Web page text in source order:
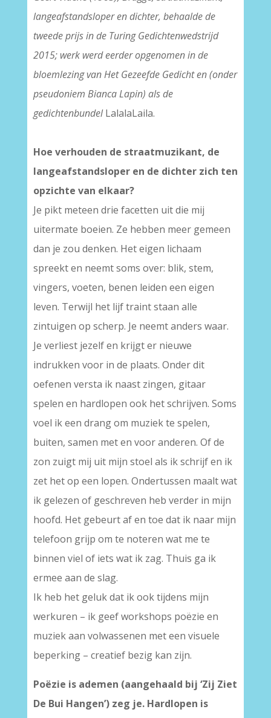
langeafstandsloper en dichter, behaalde de
tweede prijs in de Turing Gedichtenwedstrijd
2015; werk werd eerder opgenomen in de
bloemlezing van Het Gezeefde Gedicht en (onder
pseudoniem Bianca Lapin) als de
gedichtenbundelLalalaLaila.
Hoe verhouden de straatmuzikant, de
langeafstandsloper en de dichter zich ten
opzichte van elkaar?
Je pikt meteen drie facetten uit die mij
uitermate boeien. Ze hebben meer gemeen
dan je zou denken. Het eigen lichaam
spreekt en neemt soms over: blik, stem,
vingers, voeten, benen leiden een eigen
leven. Terwijl het lijf traint staan alle
zintuigen op scherp. Je neemt anders waar.
Je verliest jezelf en krijgt er nieuwe
indrukken voor in de plaats. Onder dit
oefenen versta ik naast zingen, gitaar
spelen en hardlopen ook het schrijven. Soms
voel ik een drang om muziek te spelen,
buiten, samen met en voor anderen. Of de
zon zuigt mij uit mijn stoel als ik schrijf en ik
zet het op een lopen. Ondertussen maalt wat
ik gelezen of geschreven heb verder in mijn
hoofd. Het gebeurt af en toe dat ik naar mijn
telefoon grijp om te noteren wat me te
binnen viel of iets wat ik zag. Thuis ga ik
ermee aan de slag.
Ik heb het geluk dat ik ook tijdens mijn
werkuren – ik geef workshops poëzie en
muziek aan volwassenen met een visuele
beperking – creatief bezig kan zijn.
Poëzie is ademen (aangehaald bij ‘Zij Ziet
De Bui Hangen’) zeg je. Hardlopen is